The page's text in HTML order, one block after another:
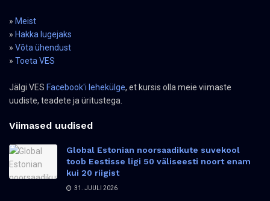
» Meist
» Hakka lugejaks
» Võta ühendust
» Toeta VES
Jälgi VES Facebook'i lehekülge, et kursis olla meie viimaste
uudiste, teadete ja üritustega.
Viimased uudised
Global Estonian noorsaadikute suvekool
toob Eestisse ligi 50 väliseesti noort enam
kui 20 riigist
31. JUULI 2026